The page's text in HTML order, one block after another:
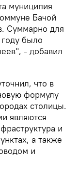
муниципия
Бачой
Суммарно для
было
- добавил
что в
формулу
столицы.
являются
и
а также
и